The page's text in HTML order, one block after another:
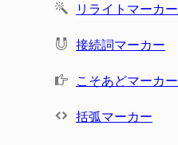
リライトマーカー
接続詞マーカー
こそあどマーカー
括弧マーカー